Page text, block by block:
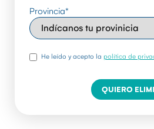
Provincia*
rgpd*
He leído y acepto la política de